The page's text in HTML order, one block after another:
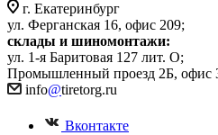
г. Екатеринбург
ул. Ферганская 16, офис 209;
склады и шиномонтажи:
ул. 1-я Баритовая 127 лит. О;
Промышленный проезд 2Б, офис
info@tiretorg.ru
Вконтакте